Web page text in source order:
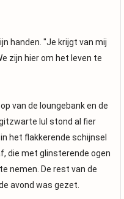
handen. "Je krijgt van mij
zijn hier om het leven te
van de loungebank en de
lul stond al fier
het flakkerende schijnsel
die met glinsterende ogen
nemen. De rest van de
avond was gezet.